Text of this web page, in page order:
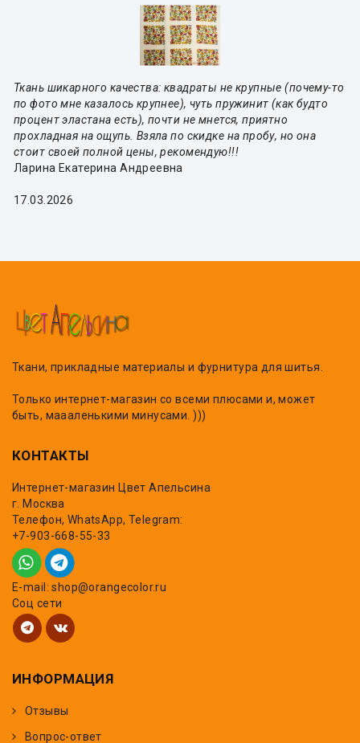
Ткань шикарного качества: квадраты не крупные (почему-то
по фото мне казалось крупнее), чуть пружинит (как будто
процент эластана есть), почти не мнется, приятно
прохладная на ощупь. Взяла по скидке на пробу, но она
стоит своей полной цены, рекомендую!!!
Ларина Екатерина Андреевна
17.03.2026
Ткани, прикладные материалы и фурнитура для шитья.
Только интернет-магазин со всеми плюсами и, может
быть, маааленькими минусами. )))
КОНТАКТЫ
Интернет-магазин Цвет Апельсина
г. Москва
Телефон, WhatsApp, Telegram:
+7-903-668-55-33
E-mail: shop@orangecolor.ru
Соц сети
ИНФОРМАЦИЯ
Отзывы
Вопрос-ответ